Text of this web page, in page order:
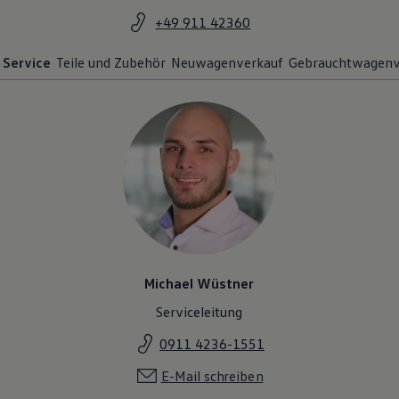
+49 911 42360
Service Teile und Zubehör Neuwagenverkauf
Michael Wüstner
Serviceleitung
0911 4236-1551
E-Mail schreiben